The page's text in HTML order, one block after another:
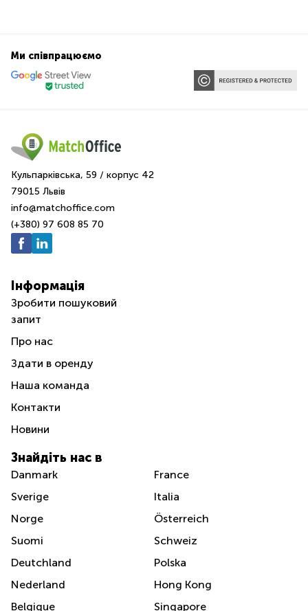
Ми співпрацюємо
Кульпарківська, 59 / корпус 42
79015 Львів
info@matchoffice.com
(+380) 97 608 85 70
Інформація
Зробити пошуковий
запит
Про нас
Здати в оренду
Наша команда
Контакти
Новини
Знайдіть нас в
Danmark
Sverige
Norge
Suomi
Deutchland
Nederland
Belgique
France
Italia
Österreich
Schweiz
Polska
Hong Kong
Singapore